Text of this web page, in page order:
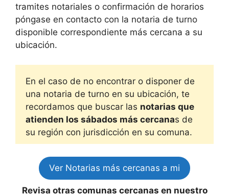
tramites notariales o confirmación de horarios
póngase en contacto con la notaria de turno
disponible correspondiente más cercana a su
ubicación.
En el caso de no encontrar o disponer de
una notaria de turno en su ubicación, te
recordamos que buscar las notarias que
atienden los sábados más cercanas de
su región con jurisdicción en su comuna.
Ver Notarias más cercanas a mi
Revisa otras comunas cercanas en nuestro